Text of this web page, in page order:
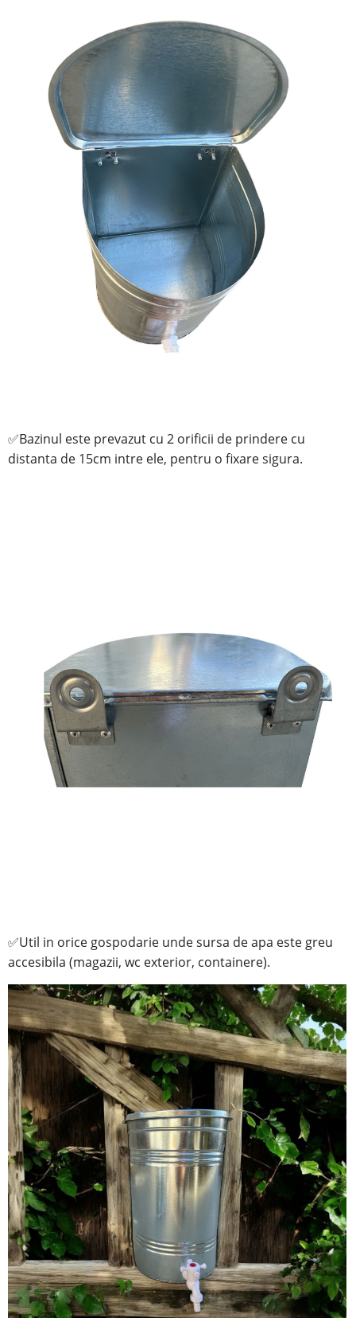
✅Bazinul este prevazut cu 2 orificii de prindere cu
distanta de 15cm intre ele, pentru o fixare sigura.
✅Util in orice gospodarie unde sursa de apa este greu
accesibila (magazii, wc exterior, containere).